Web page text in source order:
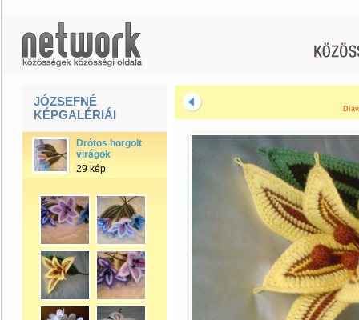
JÓZSEFNÉ
KÉPGALÉRIÁI
Drótos horgolt
virágok
29 kép